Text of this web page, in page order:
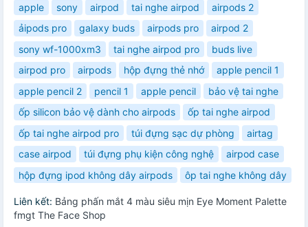
apple sony airpod tai nghe airpod
airpods 2
ảipods pro
galaxy buds airpods pro
airpod 2
sony wf-1000xm3
tai nghe airpod pro
buds live
airpod pro
airpods hộp đựng thẻ nhớ
apple pencil 1
apple pencil 2
pencil 1 apple pencil
bảo vệ tai nghe
ốp silicon bảo vệ dành cho airpods
ốp tai nghe airpod
ốp tai nghe airpod pro
túi đựng sạc dự phòng
airtag
case airpod
túi đựng phụ kiện công nghệ
airpod case
hộp đựng ipod không dây airpods
ôp tai nghe không dây
Liên kết: Bảng phấn mắt 4 màu siêu mịn Eye Moment Palette
fmgt The Face Shop